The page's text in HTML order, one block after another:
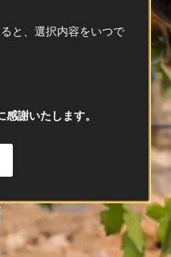
と、選択内容をいつで
謝いたします。